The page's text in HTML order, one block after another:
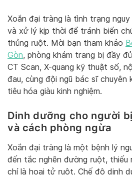
Xoắn đại tràng là tình trạng
và xử lý kịp thời để tránh biến
thủng ruột. Mời bạn tham khảo
Gòn, phòng khám trang bị đầy
CT Scan, X-quang kỹ thuật số,
đau, cùng đội ngũ bác sĩ chuyên
tiêu hóa giàu kinh nghiệm.
Dinh dưỡng cho người
và cách phòng ngừa
Xoắn đại tràng là một bệnh lý
đến tắc nghẽn đường ruột, thiếu
chí là hoại tử ruột. Chế độ dinh